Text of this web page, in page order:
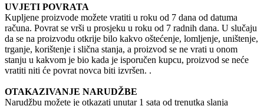
UVJETI POVRATA
Kupljene proizvode možete vratiti u roku od 7 dana od datuma
računa. Povrat se vrši u prosjeku u roku od 7 radnih dana. U slučaju
da se na proizvodu otkrije bilo kakvo oštećenje, lomljenje, uništenje,
trganje, korištenje i slična stanja, a proizvod se ne vrati u onom
stanju u kakvom je bio kada je isporučen kupcu, proizvod se neće
vratiti niti će povrat novca biti izvršen. .
OTAKAZIVANJE NARUDŽBE
Narudžbu možete je otkazati unutar 1 sata od trenutka slanja